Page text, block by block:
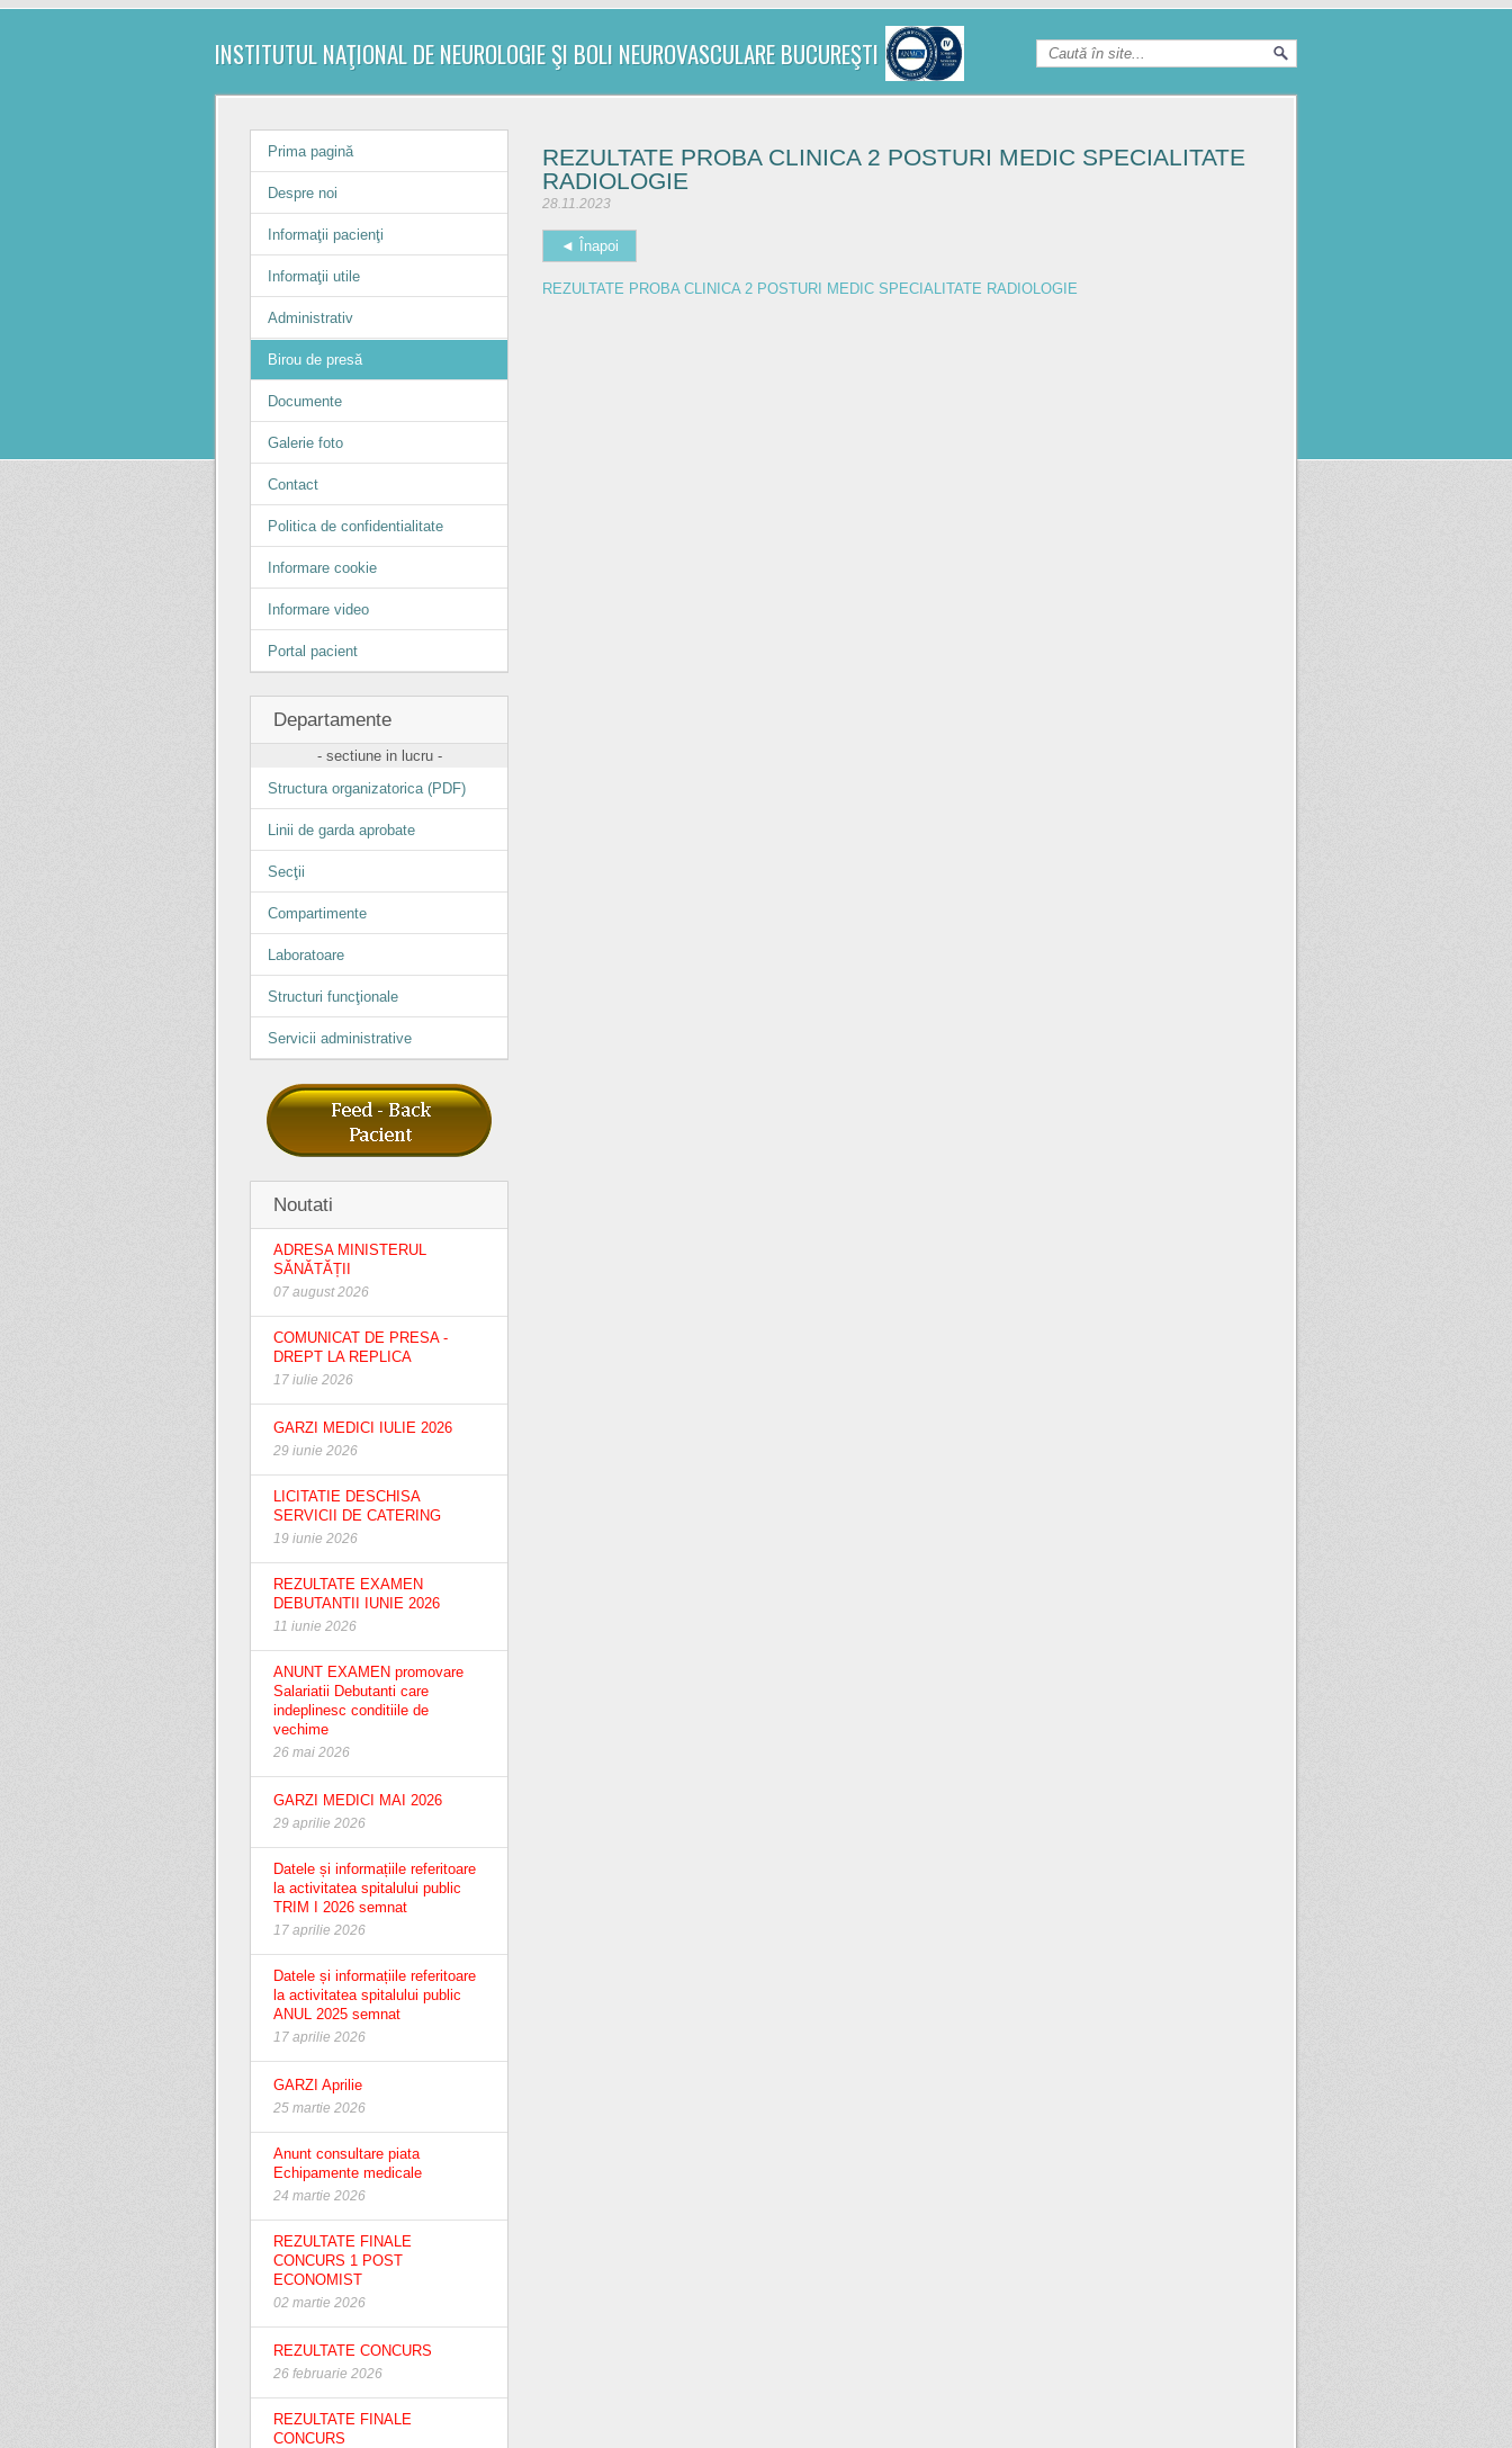
INSTITUTUL NAŢIONAL DE NEUROLOGIE ŞI BOLI NEUROVASCULARE BUCUREŞTI
Prima pagină
Despre noi
Informaţii pacienţi
Informaţii utile
Administrativ
Birou de presă
Documente
Galerie foto
Contact
Politica de confidentialitate
Informare cookie
Informare video
Portal pacient
Departamente
- sectiune in lucru -
Structura organizatorica (PDF)
Linii de garda aprobate
Secţii
Compartimente
Laboratoare
Structuri funcţionale
Servicii administrative
Noutati
ADRESA MINISTERUL
SĂNĂTĂȚII
07 august 2026
COMUNICAT DE PRESA -
DREPT LA REPLICA
17 iulie 2026
GARZI MEDICI IULIE 2026
29 iunie 2026
LICITATIE DESCHISA
SERVICII DE CATERING
19 iunie 2026
REZULTATE EXAMEN
DEBUTANTII IUNIE 2026
11 iunie 2026
ANUNT EXAMEN promovare
Salariatii Debutanti care
indeplinesc conditiile de
vechime
26 mai 2026
GARZI MEDICI MAI 2026
29 aprilie 2026
Datele și informațiile referitoare
la activitatea spitalului public
TRIM I 2026 semnat
17 aprilie 2026
Datele și informațiile referitoare
la activitatea spitalului public
ANUL 2025 semnat
17 aprilie 2026
GARZI Aprilie
25 martie 2026
Anunt consultare piata
Echipamente medicale
24 martie 2026
REZULTATE FINALE
CONCURS 1 POST
ECONOMIST
02 martie 2026
REZULTATE CONCURS
26 februarie 2026
REZULTATE FINALE
CONCURS
REZULTATE PROBA CLINICA 2 POSTURI MEDIC SPECIALITATE
RADIOLOGIE
28.11.2023
◄ Înapoi
REZULTATE PROBA CLINICA 2 POSTURI MEDIC SPECIALITATE RADIOLOGIE